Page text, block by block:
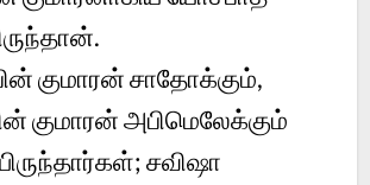
குமாரன் சாதோக்கும்,
குமாரன் அபிமெலேக்கும்
சவிஷா